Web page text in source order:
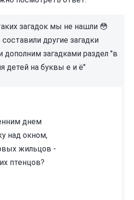
загадок мы не нашли 😳
другие загадки
загадками раздел "в
детей на буквы е и ё"
днем
над окном,
жильцов -
птенцов?